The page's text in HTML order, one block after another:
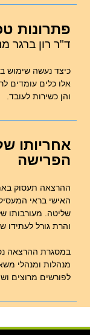
פתרונות
ד"ר רון ברגר
כיצד נעשה שימוש
אלו כלים עומדים
והן כשירות לעובד.
אחריותו
הפרישה
ההרצאה תעסוק
האישי בראי
שליטה. מעורבותו
והרת גורל לעתידו
במסגרת ההרצאה
מנהלות ומנהלי
לפורשים מרוצים